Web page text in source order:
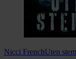
Nicci FrenchUten